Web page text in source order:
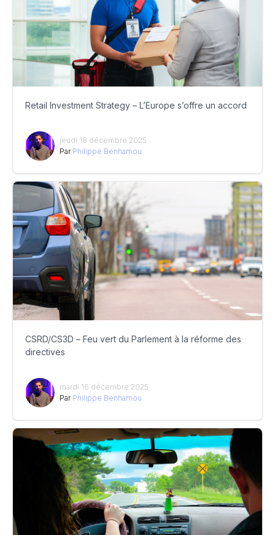
Retail Investment Strategy – L’Europe s’offre un accord
jeudi 18 décembre 2025
Par Philippe Benhamou
CSRD/CS3D – Feu vert du Parlement à la réforme des
directives
mardi 16 décembre 2025
Par Philippe Benhamou